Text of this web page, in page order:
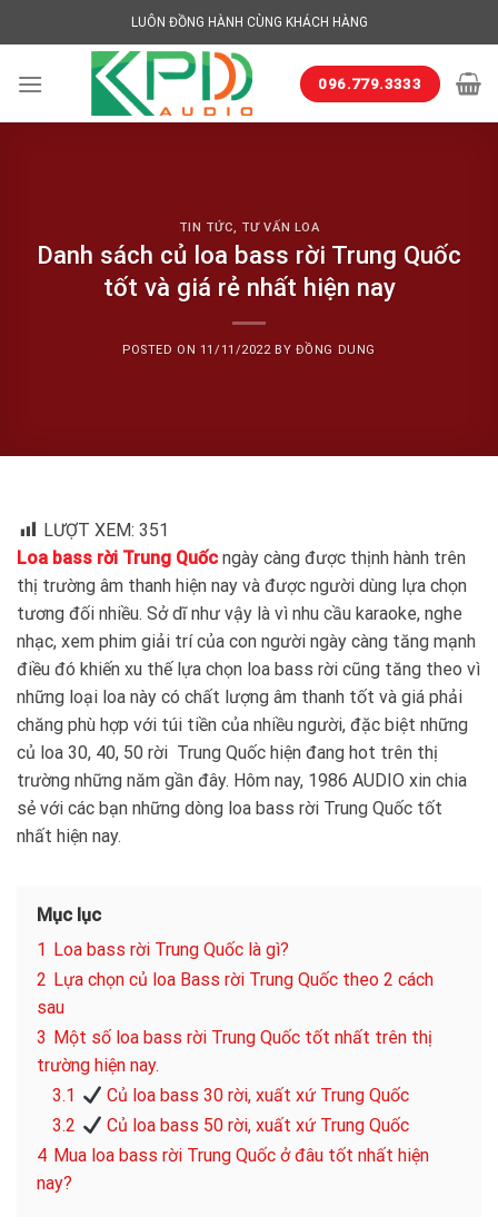
to
LUÔN ĐỒNG HÀNH CÙNG KHÁCH HÀNG
096.779.3333
TIN TỨC, TƯ VẤN LOA
Danh sách củ loa bass rời Trung Quốc
tốt và giá rẻ nhất hiện nay
POSTED ON 11/11/2022BY ĐỒNG DUNG
LƯỢT XEM: 351
Loa bass rời Trung Quốc ngày càng được thịnh hành trên
thị trường âm thanh hiện nay và được người dùng lựa chọn
tương đối nhiều. Sở dĩ như vậy là vì nhu cầu karaoke, nghe
nhạc, xem phim giải trí của con người ngày càng tăng mạnh
điều đó khiến xu thế lựa chọn loa bass rời cũng tăng theo vì
những loại loa này có chất lượng âm thanh tốt và giá phải
chăng phù hợp với túi tiền của nhiều người, đặc biệt những
củ loa 30, 40, 50 rời Trung Quốc hiện đang hot trên thị
trường những năm gần đây. Hôm nay, 1986 AUDIO xin chia
sẻ với các bạn những dòng loa bass rời Trung Quốc tốt
nhất hiện nay.
Mục lục
1 Loa bass rời Trung Quốc là gì?
2 Lựa chọn củ loa Bass rời Trung Quốc theo 2 cách
sau
3 Một số loa bass rời Trung Quốc tốt nhất trên thị
trường hiện nay.
3.1
Củ loa bass 30 rời, xuất xứ Trung Quốc
3.2
Củ loa bass 50 rời, xuất xứ Trung Quốc
4 Mua loa bass rời Trung Quốc ở đâu tốt nhất hiện
nay?